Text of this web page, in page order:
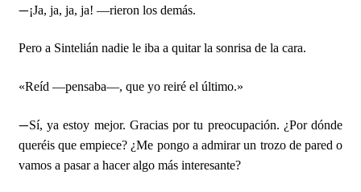
—¡Ja, ja, ja, ja! —rieron los demás.
Pero a Sintelián nadie le iba a quitar la sonrisa de la cara.
«Reíd —pensaba—, que yo reiré el último.»
—Sí, ya estoy mejor. Gracias por tu preocupación. ¿Por dónde
queréis que empiece? ¿Me pongo a admirar un trozo de pared o
vamos a pasar a hacer algo más interesante?